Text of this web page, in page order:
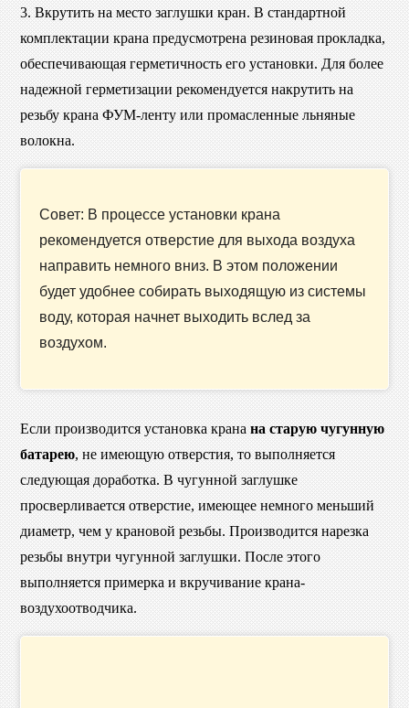
3. Вкрутить на место заглушки кран. В стандартной
комплектации крана предусмотрена резиновая прокладка,
обеспечивающая герметичность его установки. Для более
надежной герметизации рекомендуется накрутить на
резьбу крана ФУМ-ленту или промасленные льняные
волокна.
Совет: В процессе установки крана
рекомендуется отверстие для выхода воздуха
направить немного вниз. В этом положении
будет удобнее собирать выходящую из системы
воду, которая начнет выходить вслед за
воздухом.
Если производится установка крана на старую чугунную
батарею, не имеющую отверстия, то выполняется
следующая доработка. В чугунной заглушке
просверливается отверстие, имеющее немного меньший
диаметр, чем у крановой резьбы. Производится нарезка
резьбы внутри чугунной заглушки. После этого
выполняется примерка и вкручивание крана-
воздухоотводчика.